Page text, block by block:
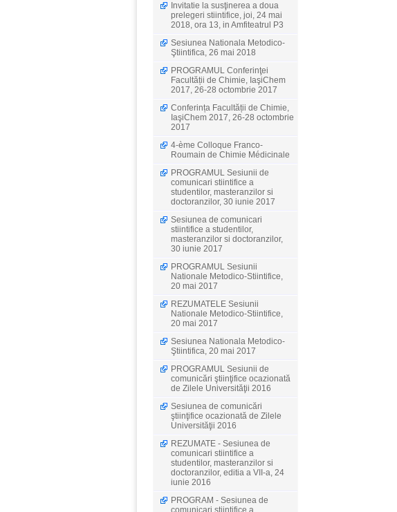
Invitatie la susţinerea a doua
prelegeri stiintifice, joi, 24 mai
2018, ora 13, in Amfiteatrul P3
Sesiunea Nationala Metodico-
Ştiintifica, 26 mai 2018
PROGRAMUL Conferinţei
Facultății de Chimie, IaşiChem
2017, 26-28 octombrie 2017
Conferința Facultății de Chimie,
IaşiChem 2017, 26-28 octombrie
2017
4-ème Colloque Franco-
Roumain de Chimie Médicinale
PROGRAMUL Sesiunii de
comunicari stiintifice a
studentilor, masteranzilor si
doctoranzilor, 30 iunie 2017
Sesiunea de comunicari
stiintifice a studentilor,
masteranzilor si doctoranzilor,
30 iunie 2017
PROGRAMUL Sesiunii
Nationale Metodico-Stiintifice,
20 mai 2017
REZUMATELE Sesiunii
Nationale Metodico-Stiintifice,
20 mai 2017
Sesiunea Nationala Metodico-
Ştiintifica, 20 mai 2017
PROGRAMUL Sesiunii de
comunicări ştiinţifice ocazionată
de Zilele Universităţii 2016
Sesiunea de comunicări
ştiinţifice ocazionată de Zilele
Universităţii 2016
REZUMATE - Sesiunea de
comunicari stiintifice a
studentilor, masteranzilor si
doctoranzilor, editia a VII-a, 24
iunie 2016
PROGRAM - Sesiunea de
comunicari stiintifice a